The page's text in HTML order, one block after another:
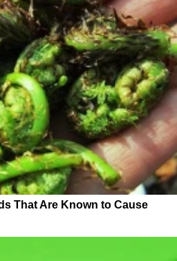
That Are Known to Cause